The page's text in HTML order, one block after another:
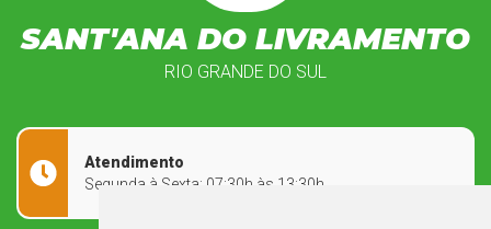
SANT'ANA DO LIVRAMENTO
RIO GRANDE DO SUL
Atendimento
Segunda à Sexta: 07:30h às 13:30h